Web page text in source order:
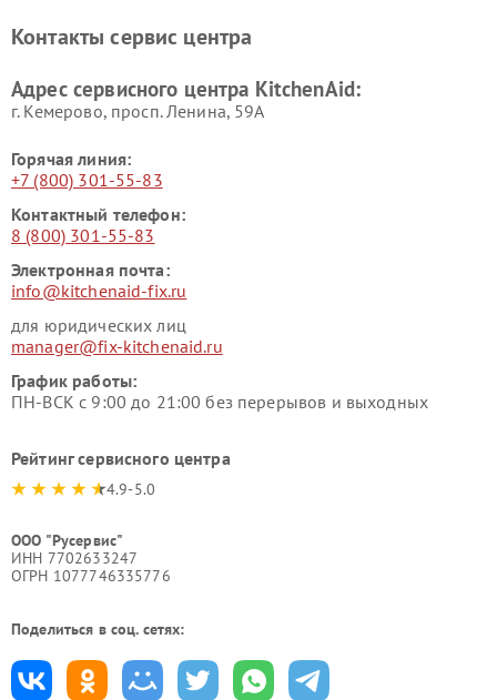
Контакты сервис центра
Адрес сервисного центра KitchenAid:
г. Кемерово, просп. Ленина, 59А
Горячая линия:
+7 (800) 301-55-83
Контактный телефон:
8 (800) 301-55-83
Электронная почта:
info@kitchenaid-fix.ru
для юридических лиц
manager@fix-kitchenaid.ru
График работы:
ПН-ВСК с 9:00 до 21:00 без перерывов и выходных
Рейтинг сервисного центра
4.9-5.0
ООО "Русервис"
ИНН 7702633247
ОГРН 1077746335776
Поделиться в соц. сетях: